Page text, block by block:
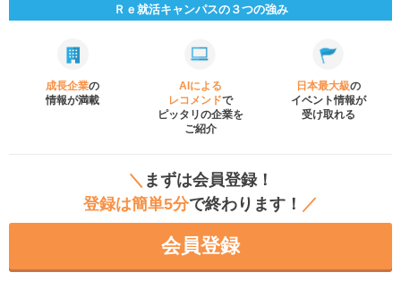
Ｒｅ就活キャンパスの３つの強み
成長企業の
情報が満載
AIによる
レコメンドで
ピッタリの企業を
ご紹介
日本最大級の
イベント情報が
受け取れる
＼ まずは会員登録！
登録は簡単5分で終わります！ ／
会員登録